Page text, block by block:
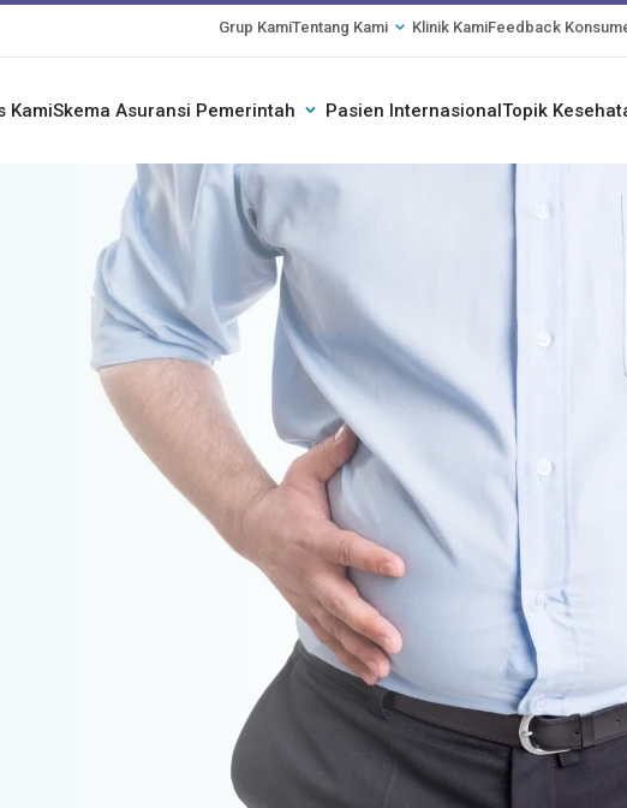
Grup KamiTentang Kami Klinik KamiFeedback
KamiSkema Asuransi Pemerintah Pasien InternasionalTopik